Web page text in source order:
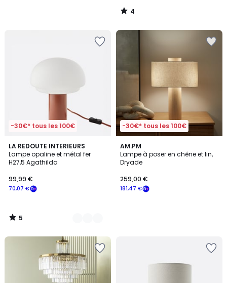
4
/
-30€* tous les 100€
LA REDOUTE INTERIEURS
Lampe opaline et métal fer
H27,5 Agathilda
70,07 €
99,99 €
5
/
5
2
Couleurs
5
/
-30€* tous les 100€
AM.PM
Lampe à poser en chêne et lin,
Dryade
181,47 €
259,00 €